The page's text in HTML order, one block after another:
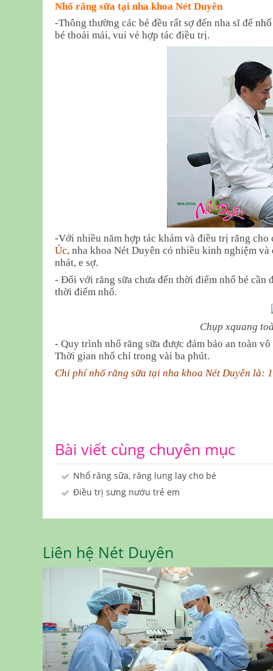
Nhổ răng sữa tại nha khoa Nét Duyên
-Thông thường các bé đều rất sợ đến nha sĩ để
bé thoải mải, vui vẻ hợp tác điều trị.
-Với nhiều năm hợp tác khám và điều trị răng
Úc, nha khoa Nét Duyên có nhiều kinh nghiệm
nhát, e sợ.
- Đối với răng sữa chưa đến thời điểm nhổ bé cần
thời điểm nhổ.
Chụp xquang
- Quy trình nhổ răng sữa được đảm bảo an toàn
Thời gian nhổ chỉ trong vài ba phút.
Chi phí nhổ răng sữa tại nha khoa Nét Duyên là:
Bài viết cùng chuyên mục
Nhổ răng sữa, răng lung lay cho bé
Điều trị sưng nướu trẻ em
Liên hệ Nét Duyên